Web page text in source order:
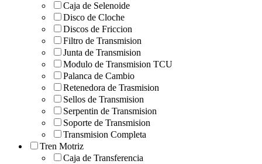
Caja de Selenoide
Disco de Cloche
Discos de Friccion
Filtro de Transmision
Junta de Transmision
Modulo de Transmision TCU
Palanca de Cambio
Retenedora de Trasmision
Sellos de Transmision
Serpentin de Transmision
Soporte de Transmision
Transmision Completa
Tren Motriz
Caja de Transferencia